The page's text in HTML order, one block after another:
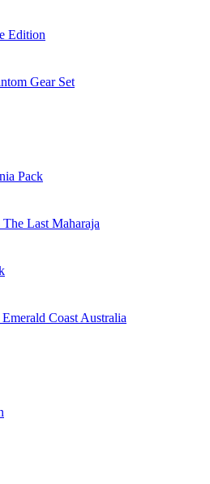
Edition
Gear Set
Pack
The Last Maharaja
Coast Australia